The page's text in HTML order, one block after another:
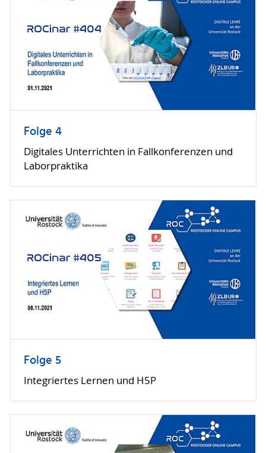
Folge 4
Digitales Unterrichten in Fallkonferenzen und
Laborpraktika
Folge 5
Integriertes Lernen und H5P